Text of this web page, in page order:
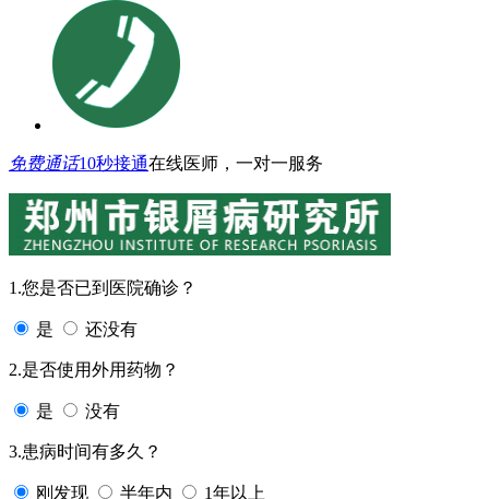
免费通话10秒接通在线医师，一对一服务
1.您是否已到医院确诊？
是 还没有
2.是否使用外用药物？
是 没有
3.患病时间有多久？
刚发现 半年内 1年以上